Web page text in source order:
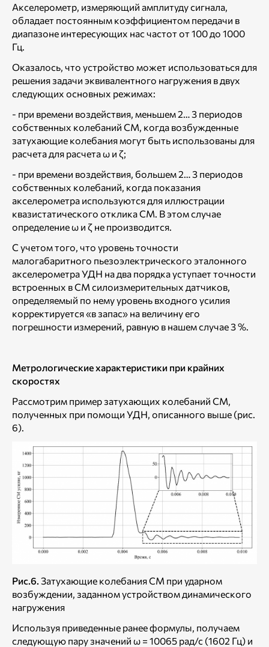
Акселерометр, измеряющий амплитуду сигнала,
обладает постоянным коэффициентом передачи в
диапазоне интересующих нас частот от 100 до 1000
Гц.
Оказалось, что устройство может использоваться для
решения задачи эквивалентного нагружения в двух
следующих основных режимах:
- при времени воздействия, меньшем 2… 3 периодов
собственных колебаний СМ, когда возбужденные
затухающие колебания могут быть использованы для
расчета для расчета ω и ζ;
- при времени воздействия, большем 2… 3 периодов
собственных колебаний, когда показания
акселерометра используются для иллюстрации
квазистатического отклика СМ. В этом случае
определение ω и ζ не производится.
С учетом того, что уровень точности
малогабаритного пьезоэлектрического эталонного
акселерометра УДН на два порядка уступает точности
встроенных в СМ силоизмерительных датчиков,
определяемый по нему уровень входного усилия
корректируется «в запас» на величину его
погрешности измерений, равную в нашем случае 3 %.
Метрологические характеристики при крайних
скоростях
Рассмотрим пример затухающих колебаний СМ,
полученных при помощи УДН, описанного выше (рис.
6).
Рис.6. Затухающие колебания СМ при ударном
возбуждении, заданном устройством динамического
нагружения
Используя приведенные ранее формулы, получаем
следующую пару значений ω = 10065 рад/с (1602 Гц) и